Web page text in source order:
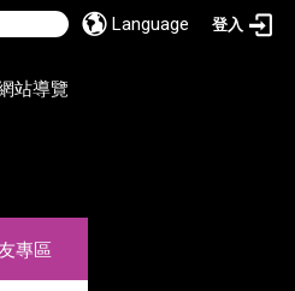
Language 登入
站導覽
專區